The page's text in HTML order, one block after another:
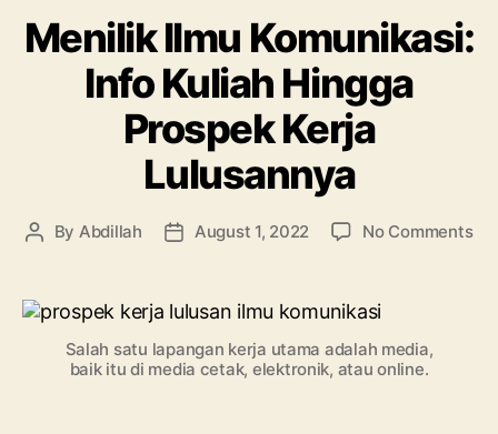
Menilik Ilmu Komunikasi:
Info Kuliah Hingga
Prospek Kerja
Lulusannya
Post
By Abdillah
PostAugust 1, 2022 No Commentson
Salah satu lapangan kerja utama adalah media,
baik itu di media cetak, elektronik, atau online.